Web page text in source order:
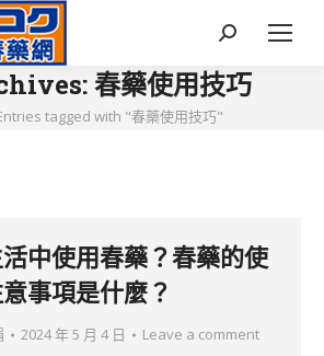
Search:
春藥使用技巧
tagged with "春藥使用技巧"
中使用春藥？春藥的使
事項是什麼？
2024 年 5 月 4 日 Leave a comment